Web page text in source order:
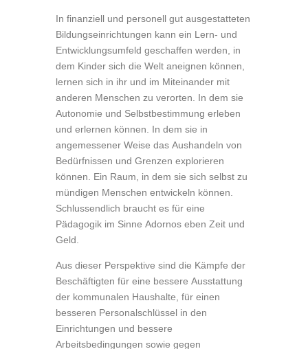
In finanziell und personell gut ausgestatteten
Bildungseinrichtungen kann ein Lern- und
Entwicklungsumfeld geschaffen werden, in
dem Kinder sich die Welt aneignen können,
lernen sich in ihr und im Miteinander mit
anderen Menschen zu verorten. In dem sie
Autonomie und Selbstbestimmung erleben
und erlernen können. In dem sie in
angemessener Weise das Aushandeln von
Bedürfnissen und Grenzen explorieren
können. Ein Raum, in dem sie sich selbst zu
mündigen Menschen entwickeln können.
Schlussendlich braucht es für eine
Pädagogik im Sinne Adornos eben Zeit und
Geld.
Aus dieser Perspektive sind die Kämpfe der
Beschäftigten für eine bessere Ausstattung
der kommunalen Haushalte, für einen
besseren Personalschlüssel in den
Einrichtungen und bessere
Arbeitsbedingungen sowie gegen